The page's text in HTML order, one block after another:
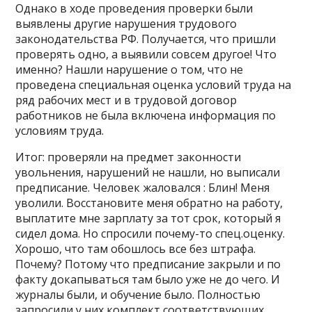
Однако в ходе проведения проверки были
выявлены другие нарушения трудового
законодательства РФ. Получается, что пришли
проверять одно, а выявили совсем другое! Что
именно? Нашли нарушение о том, что не
проведена специальная оценка условий труда на
ряд рабочих мест и в трудовой договор
работников не была включена информация по
условиям труда.
Итог: проверяли на предмет законности
увольнения, нарушений не нашли, но выписали
предписание. Человек жаловался : Блин! Меня
уволили. Восстановите меня обратно на работу,
выплатите мне зарплату за тот срок, который я
сидел дома. Но спросили почему-то спец.оценку.
Хорошо, что там обошлось все без штрафа.
Почему? Потому что предписание закрыли и по
факту докапываться там было уже не до чего. И
журналы были, и обучение было. Полностью